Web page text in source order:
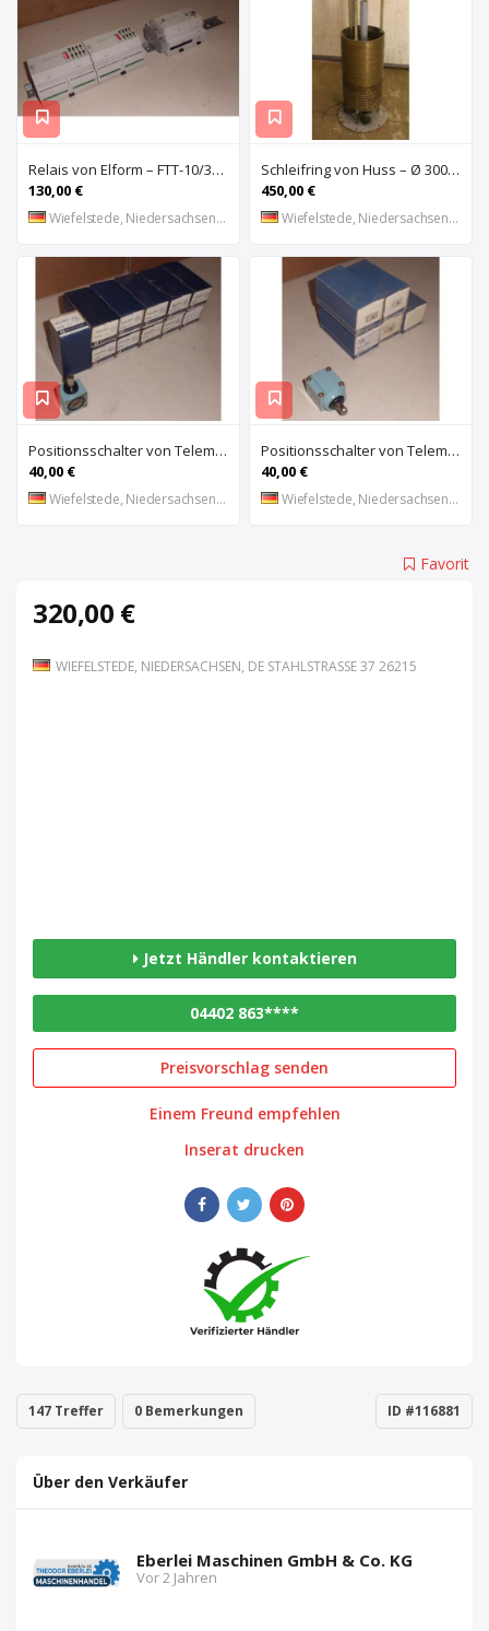
Relais von Elform – FTT-10/3150
130,00 €
Wiefelstede, Niedersachsen, DE
Schleifring von Huss – Ø 300 mm
450,00 €
Wiefelstede, Niedersachsen, DE
Positionsschalter von Telemecanique – ZC2-JE01
40,00 €
Wiefelstede, Niedersachsen, DE
Positionsschalter von Telemecanique – ZC2-JE65
40,00 €
Wiefelstede, Niedersachsen, DE
Favorit
320,00 €
WIEFELSTEDE, NIEDERSACHSEN, DE STAHLSTRASSE 37 26215
Jetzt Händler kontaktieren
04402 863****
Preisvorschlag senden
Einem Freund empfehlen
Inserat drucken
147 Treffer 0 Bemerkungen ID #116881
Über den Verkäufer
Eberlei Maschinen GmbH & Co. KG
Vor 2 Jahren